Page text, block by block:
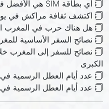
أي بطاقة SIM هي الأفضل في المغرب؟
اكتشف ثقافة مراكش في
هل هناك حرب في المغرب
نصائح السفر الأساسية
نصائح للسفر إلى المغرب
الكبرى
عدد أيام العطل الرسمية في
عدد أيام العطل الرسمية في